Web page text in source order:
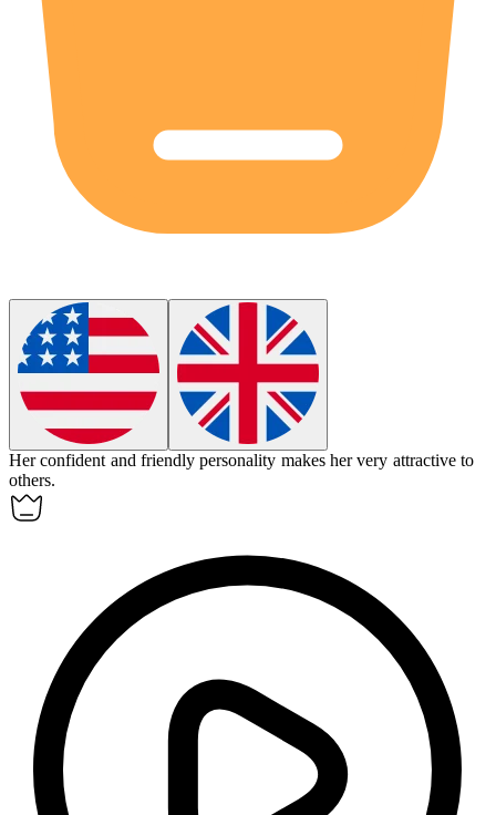
Her confident and friendly personality makes her very attractive to
others.